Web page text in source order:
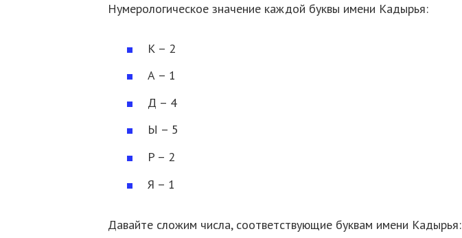
Нумерологическое значение каждой буквы имени Кадырья:
К – 2
А – 1
Д – 4
Ы – 5
P – 2
Я – 1
Давайте сложим числа, соответствующие буквам имени Кадырья: